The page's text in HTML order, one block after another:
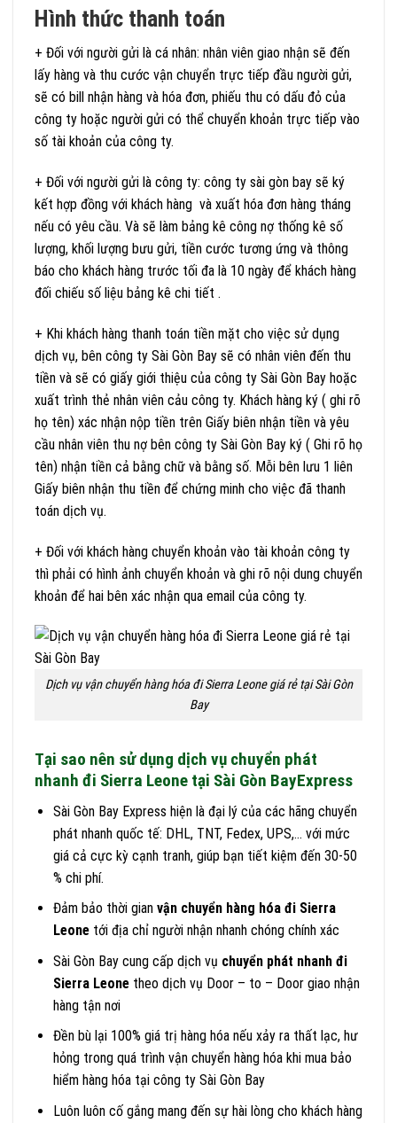
Hình thức thanh toán
+ Đối với người gửi là cá nhân: nhân viên giao nhận sẽ đến
lấy hàng và thu cước vận chuyển trực tiếp đầu người gửi,
sẽ có bill nhận hàng và hóa đơn, phiếu thu có dấu đỏ của
công ty hoặc người gửi có thể chuyển khoản trực tiếp vào
số tài khoản của công ty.
+ Đối với người gửi là công ty: công ty sài gòn bay sẽ ký
kết hợp đồng với khách hàng và xuất hóa đơn hàng tháng
nếu có yêu cầu. Và sẽ làm bảng kê công nợ thống kê số
lượng, khối lượng bưu gửi, tiền cước tương ứng và thông
báo cho khách hàng trước tối đa là 10 ngày để khách hàng
đối chiếu số liệu bảng kê chi tiết .
+ Khi khách hàng thanh toán tiền mặt cho việc sử dụng
dịch vụ, bên công ty Sài Gòn Bay sẽ có nhân viên đến thu
tiền và sẽ có giấy giới thiệu của công ty Sài Gòn Bay hoặc
xuất trình thẻ nhân viên cảu công ty. Khách hàng ký ( ghi rõ
họ tên) xác nhận nộp tiền trên Giấy biên nhận tiền và yêu
cầu nhân viên thu nợ bên công ty Sài Gòn Bay ký ( Ghi rõ họ
tên) nhận tiền cả bằng chữ và bằng số. Mỗi bên lưu 1 liên
Giấy biên nhận thu tiền để chứng minh cho việc đã thanh
toán dịch vụ.
+ Đối với khách hàng chuyển khoản vào tài khoản công ty
thì phải có hình ảnh chuyển khoản và ghi rõ nội dung chuyển
khoản để hai bên xác nhận qua email của công ty.
Dịch vụ vận chuyển hàng hóa đi Sierra Leone giá rẻ tại Sài Gòn
Bay
Tại sao nên sử dụng dịch vụ chuyển phát
nhanh đi Sierra Leone tại Sài Gòn BayExpress
Sài Gòn Bay Express hiện là đại lý của các hãng chuyển
phát nhanh quốc tế: DHL, TNT, Fedex, UPS,… với mức
giá cả cực kỳ cạnh tranh, giúp bạn tiết kiệm đến 30-50
% chi phí.
Đảm bảo thời gian vận chuyển hàng hóa đi Sierra
Leonetới địa chỉ người nhận nhanh chóng chính xác
Sài Gòn Bay cung cấp dịch vụ chuyển phát nhanh đi
Sierra Leonetheo dịch vụ Door – to – Door giao nhận
hàng tận nơi
Đền bù lại 100% giá trị hàng hóa nếu xảy ra thất lạc, hư
hỏng trong quá trình vận chuyển hàng hóa khi mua bảo
hiểm hàng hóa tại công ty Sài Gòn Bay
Luôn luôn cố gắng mang đến sự hài lòng cho khách hàng